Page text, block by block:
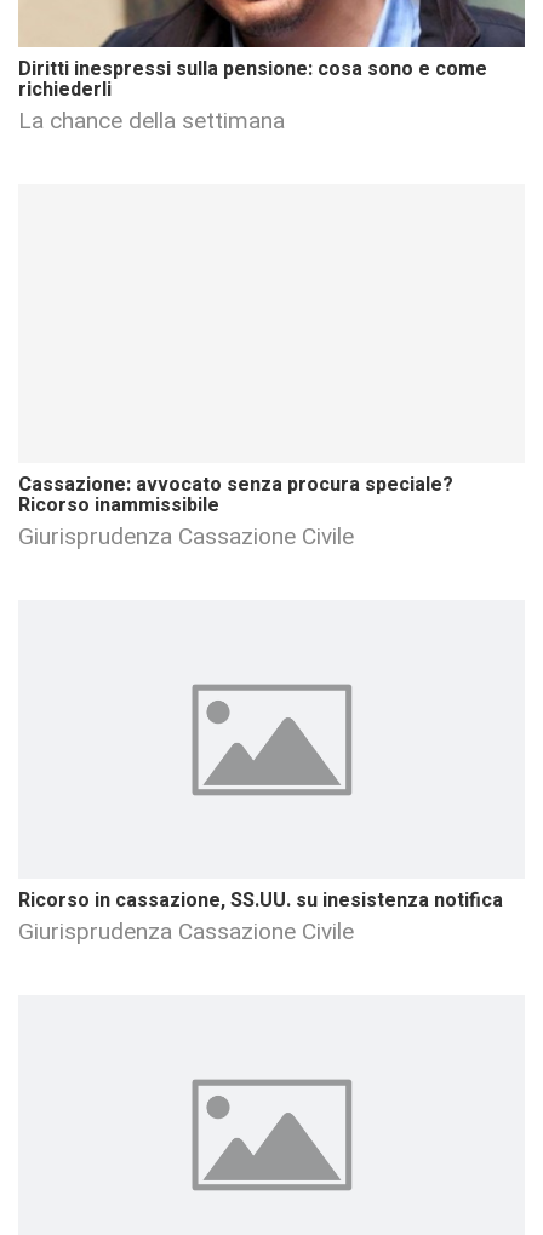
Diritti inespressi sulla pensione: cosa sono e come
richiederli
La chance della settimana
Cassazione: avvocato senza procura speciale?
Ricorso inammissibile
Giurisprudenza Cassazione Civile
Ricorso in cassazione, SS.UU. su inesistenza notifica
Giurisprudenza Cassazione Civile